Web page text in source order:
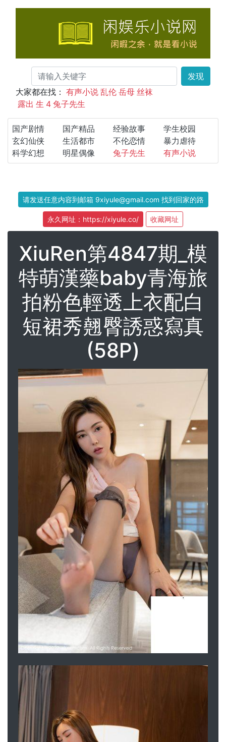
发现
大家都在找： 有声小说 乱伦 岳母 丝袜
露出 生 4 兔子先生
国产剧情 国产精品 经验故事
学生校园
玄幻仙侠
生活都市 不伦恋情
暴力虐待
科学幻想
明星偶像 兔子先生 有声小说
请发送任意内容到邮箱 9xiyule@gmail.com 找到回家的路
永久网址：https://xiyule.co/ 收藏网址
XiuRen第4847期_模
特萌漢藥baby青海旅
拍粉色輕透上衣配白
短裙秀翹臀誘惑寫真
(58P)